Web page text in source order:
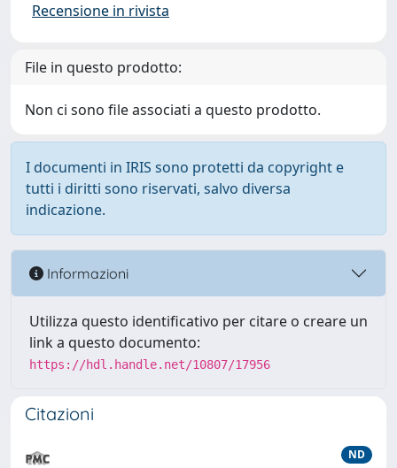
Recensione in rivista
File in questo prodotto:
Non ci sono file associati a questo prodotto.
I documenti in IRIS sono protetti da copyright e
tutti i diritti sono riservati, salvo diversa
indicazione.
Informazioni
Utilizza questo identificativo per citare o creare un
link a questo documento:
https://hdl.handle.net/10807/17956
Citazioni
ND